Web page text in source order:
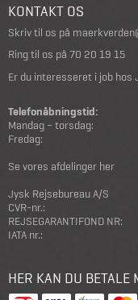
KONTAKT OS
Skriv til os på
Ring til os på 70 20 19 15
Er du interesseret i job hos
Telefonåbningstid:
Mandag – torsdag:
Fredag:
Se vores afdelinger her
Jysk Rejsebureau A/S
CVR-nr.:
REJSEGARANTIFOND NR:
IATA nr.:
HER KAN DU BETALE